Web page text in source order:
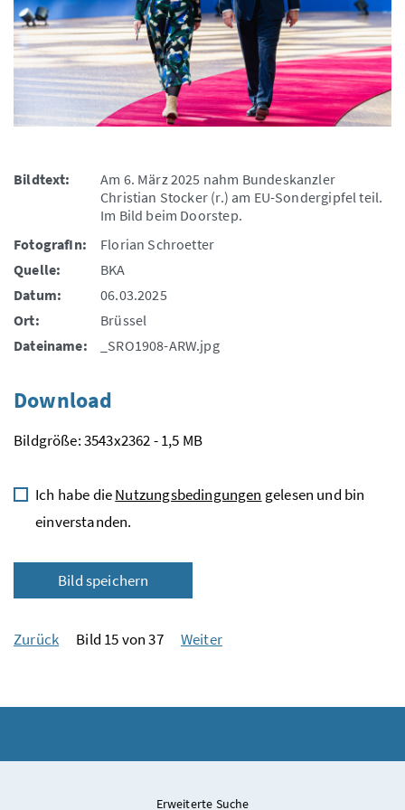
Bildtext:
Am 6. März 2025 nahm Bundeskanzler
Christian Stocker (r.) am EU-Sondergipfel teil.
Im Bild beim Doorstep.
FotografIn:
Florian Schroetter
Quelle:
BKA
Datum:
06.03.2025
Ort:
Brüssel
Dateiname:
_SRO1908-ARW.jpg
Download
Bildgröße: 3543x2362 - 1,5 MB
Ich habe dieNutzungsbedingungen gelesen und bin
einverstanden.
Bild speichern
Zurück Bild 15 von 37 Weiter
Erweiterte Suche